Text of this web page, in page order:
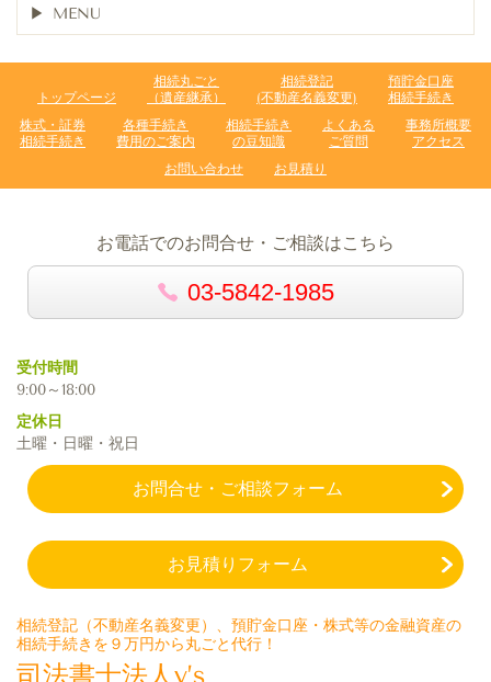
MENU
トップページ
相続丸ごと
（遺産継承）
相続登記
(不動産名義変更)
預貯金口座
相続手続き
株式・証券
相続手続き
各種手続き
費用のご案内
相続手続き
の豆知識
よくある
ご質問
事務所概要
アクセス
お問い合わせ
お見積り
お電話でのお問合せ・ご相談はこちら
03-5842-1985
受付時間
9:00～18:00
定休日
土曜・日曜・祝日
お問合せ・ご相談フォーム
お見積りフォーム
相続登記（不動産名義変更）、預貯金口座・株式等の金融資産の
相続手続きを９万円から丸ごと代行！
司法書士法人y’s